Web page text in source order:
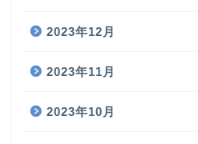
2023年12月
2023年11月
2023年10月